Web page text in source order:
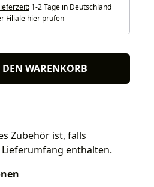
1-2 Tage in Deutschland
Filiale hier prüfen
WARENKORB
Zubehör ist, falls
enthalten.